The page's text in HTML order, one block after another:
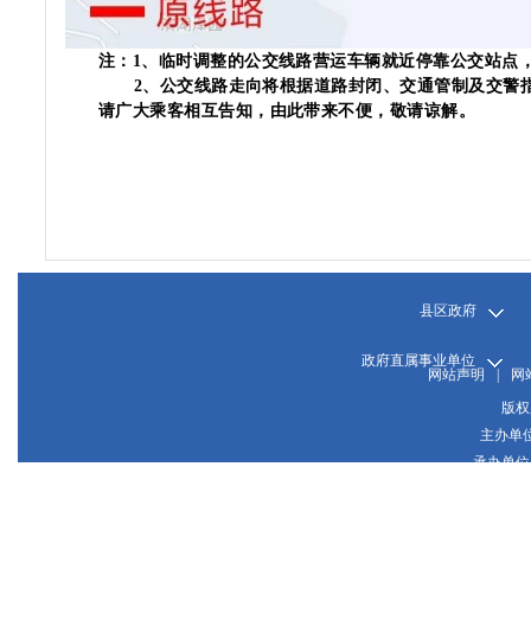
注： 1、临时调整的公交线路营运车辆就近停靠公交站点
2、公交线路走向将根据道路封闭、交通管制及交警
请广大乘客相互告知，由此带来不便，敬请谅解。
县区政府
政府直属事业单位
网站声明
网
版
主办单
承办单